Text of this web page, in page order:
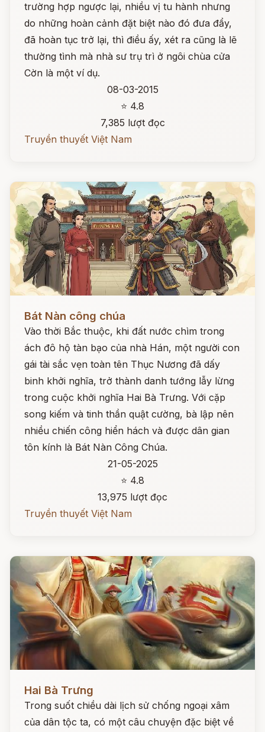
trường hợp ngược lại, nhiều vị tu hành nhưng
do những hoàn cảnh đặt biệt nào đó đưa đẩy,
đã hoàn tục trở lại, thì điều ấy, xét ra cũng là lẽ
thường tình mà nhà sư trụ trì ở ngôi chùa cửa
Cờn là một ví dụ.
08-03-2015
⭐ 4.8
7,385 lượt đọc
Truyền thuyết Việt Nam
Bát Nàn công chúa
Vào thời Bắc thuộc, khi đất nước chìm trong
ách đô hộ tàn bạo của nhà Hán, một người con
gái tài sắc vẹn toàn tên Thục Nương đã dấy
binh khởi nghĩa, trở thành danh tướng lẫy lừng
trong cuộc khởi nghĩa Hai Bà Trưng. Với cặp
song kiếm và tinh thần quật cường, bà lập nên
nhiều chiến công hiển hách và được dân gian
tôn kính là Bát Nàn Công Chúa.
21-05-2025
⭐ 4.8
13,975 lượt đọc
Truyền thuyết Việt Nam
Hai Bà Trưng
Trong suốt chiều dài lịch sử chống ngoại xâm
của dân tộc ta, có một câu chuyện đặc biệt về